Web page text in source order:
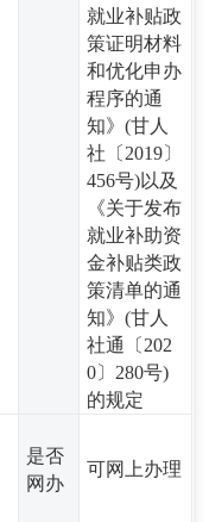
就业补贴政
策证明材料
和优化申办
程序的通
知》(甘人
社〔2019〕
456号)以及
《关于发布
就业补助资
金补贴类政
策清单的通
知》(甘人
社通〔202
0〕280号)
的规定
是否
网办
可网上办理